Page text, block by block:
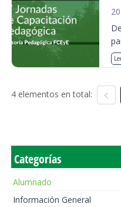
4 elementos en total:
Categorías
Alumnado
Información General